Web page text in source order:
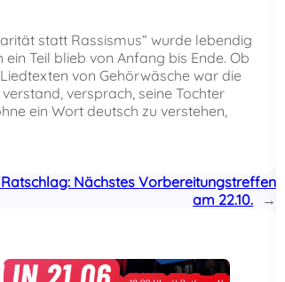
statt Rassismus“ wurde lebendig
Teil blieb von Anfang bis Ende. Ob
von Gehörwäsche war die
versprach, seine Tochter
ein Wort deutsch zu verstehen,
Nächstes Vorbereitungstreffen
am 22.10.
→